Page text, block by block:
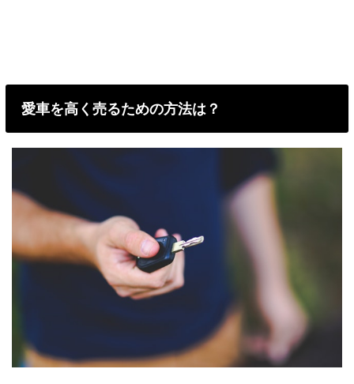
愛車を高く売るための方法は？